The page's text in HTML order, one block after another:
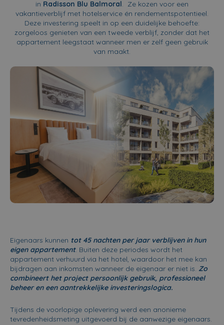
in Radisson Blu Balmoral. Ze kozen voor een
vakantieverblijf met hotelservice én rendementspotentieel.
Deze investering speelt in op een duidelijke behoefte:
zorgeloos genieten van een tweede verblijf, zonder dat het
appartement leegstaat wanneer men er zelf geen gebruik
van maakt.
Eigenaars kunnen tot 45 nachten per jaar verblijven in hun
eigen appartement. Buiten deze periodes wordt het
appartement verhuurd via het hotel, waardoor het mee kan
bijdragen aan inkomsten wanneer de eigenaar er niet is. Zo
combineert het project persoonlijk gebruik, professioneel
beheer en een aantrekkelijke investeringslogica.
Tijdens de voorlopige oplevering werd een anonieme
tevredenheidsmeting uitgevoerd bij de aanwezige eigenaars.